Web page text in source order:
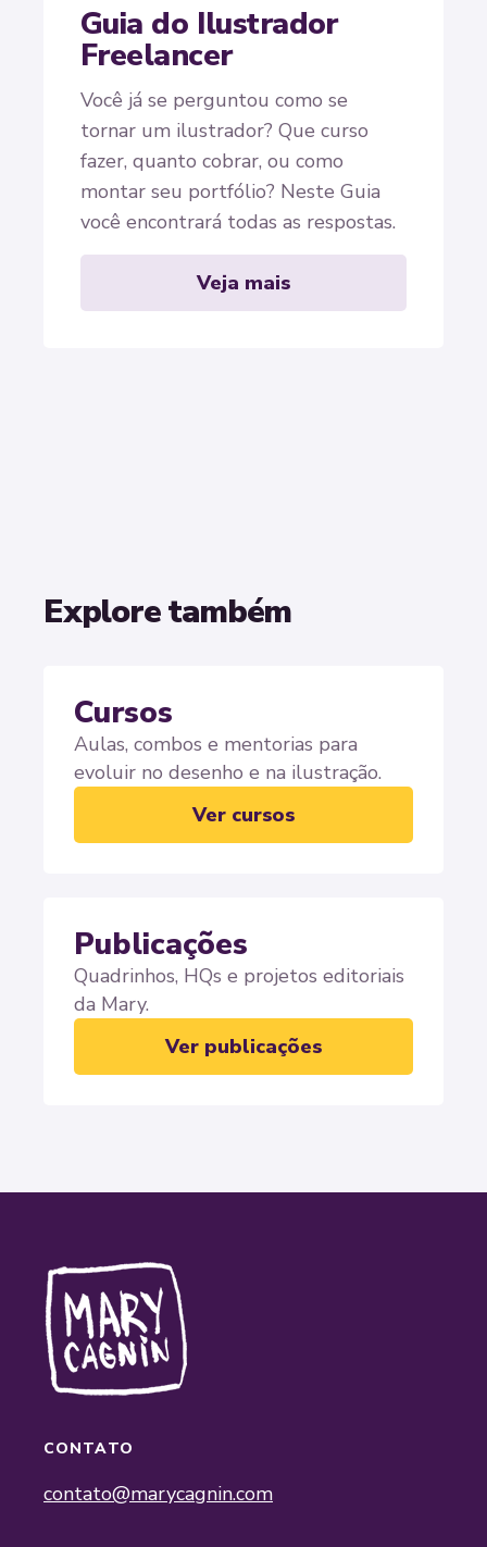
Guia do Ilustrador
Freelancer
Você já se perguntou como se
tornar um ilustrador? Que curso
fazer, quanto cobrar, ou como
montar seu portfólio? Neste Guia
você encontrará todas as respostas.
Veja mais
Explore também
Cursos
Aulas, combos e mentorias para
evoluir no desenho e na ilustração.
Ver cursos
Publicações
Quadrinhos, HQs e projetos editoriais
da Mary.
Ver publicações
CONTATO
contato@marycagnin.com